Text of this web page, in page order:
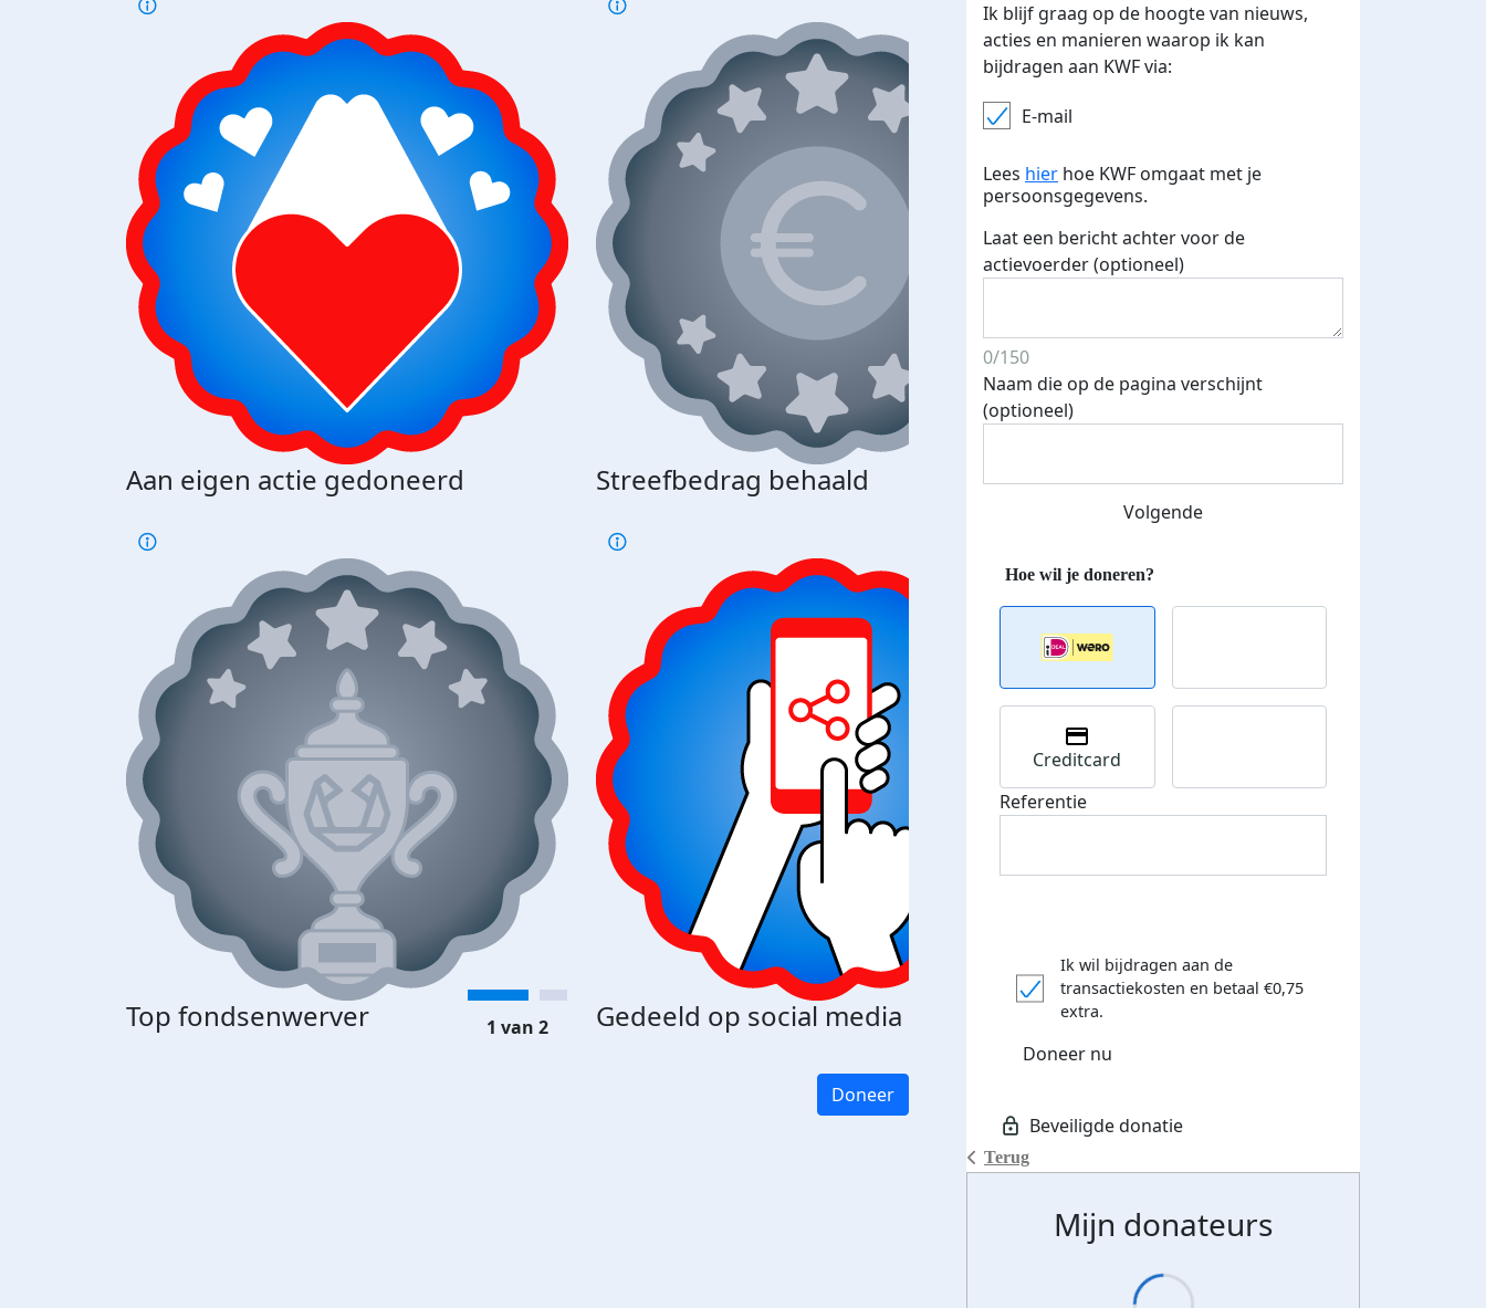
Aan eigen actie gedoneerd Streefbedrag behaald Streefbedrag verhoogd
Top fondsenwerver Gedeeld op social media Donateurs bedankt
1 van 2
Doneer
Ik blijf graag op de hoogte van nieuws,
acties en manieren waarop ik kan
bijdragen aan KWF via:
E-mail
Lees hier hoe KWF omgaat met je
persoonsgegevens.
Laat een bericht achter voor de
actievoerder (optioneel)
0/150
Naam die op de pagina verschijnt
(optioneel)
Volgende
Terug
Creditcard
Referentie
Ik wil bijdragen aan de
transactiekosten en betaal €0,75
extra.
Doneer nu
Mijn donateurs